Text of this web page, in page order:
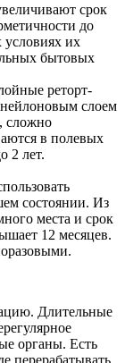
срок
до
их
бытовых
реторт-
слоем
сложно
в полевых
2 лет.
состоянии. Из
места и срок
12 месяцев.
Длительные
органы. Есть
перерабатывать